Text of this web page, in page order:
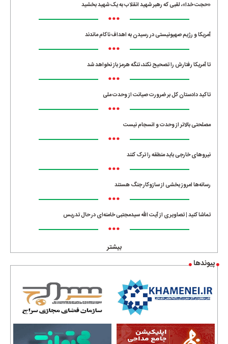
«حجت خدا»، لقبی که رهبر شهید انقلاب به یک شهید بخشید
•••
آمریکا و رژیم صهیونیستی در رسیدن به اهداف ناکام ماندند
•••
تا آمریکا رفتارش را تصحیح نکند، تنگه هرمز باز نخواهد شد
•••
تاکید دادستان کل بر ضرورت صیانت از وحدت ملی
•••
مصلحتی بالاتر از وحدت و انسجام نیست
•••
نیروهای خارجی باید منطقه را ترک کنند
•••
رسانه‌ها امروز بخشی از سازوکار جنگ هستند
•••
تماشا کنید | تصاویری از آیت الله سیدمجتبی خامنه‌ای در حال تدریس
•••
بیشتر
پیوندها